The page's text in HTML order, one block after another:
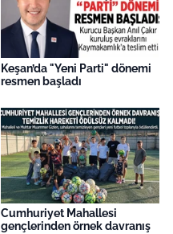
Keşan’da "Yeni Parti" dönemi
resmen başladı
Cumhuriyet Mahallesi
gençlerinden örnek davranış